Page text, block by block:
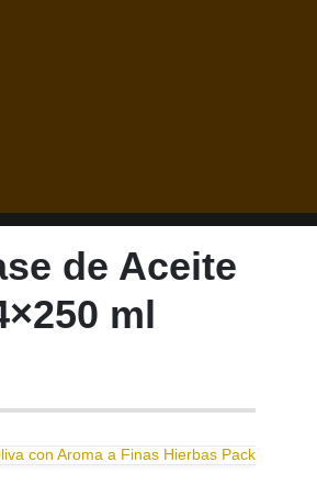
de Aceite
ml
con Aroma a Finas Hierbas Pack